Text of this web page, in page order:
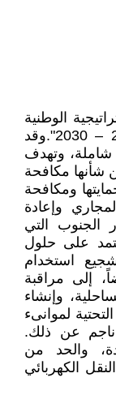
الوطنية
لحماية وتحسين البيئة في العراق 2024 – 2030".وقد
شاملة، وتهدف
شأنها مكافحة
ومكافحة
وإعادة
الجنوب التي
على حلول
استخدام
إلى مراقبة
وإنشاء
لموانىء
ناجم عن ذلك.
والحد من
الكهربائي